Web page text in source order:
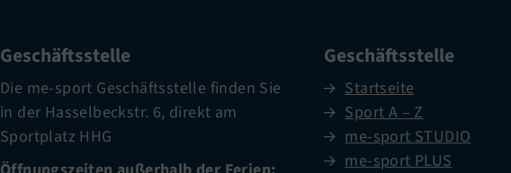
Geschäftsstelle
Die me-sport Geschäftsstelle finden Sie
in der Hasselbeckstr. 6, direkt am
Sportplatz HHG
Geschäftsstelle
Startseite
Sport A – Z
me-sport STUDIO
me-sport PLUS